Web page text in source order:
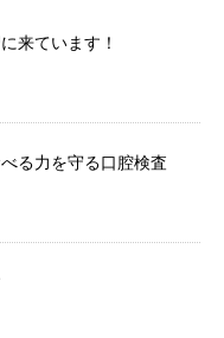
来ています！
る力を守る口腔検査